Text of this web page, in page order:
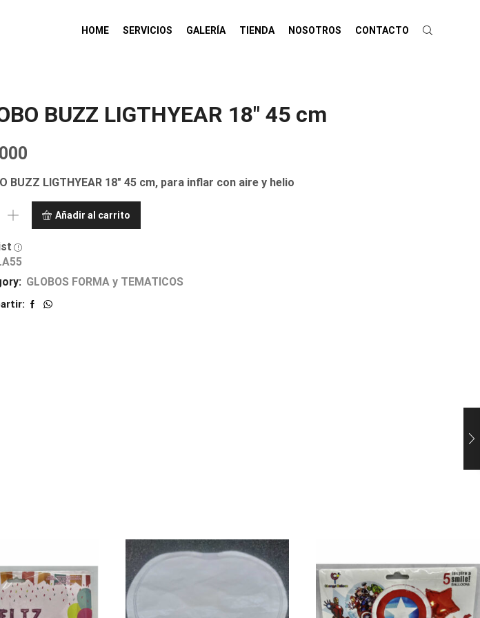
HOME SERVICIOS GALERÍA TIENDA NOSOTROS CONTACTO
BUZZ LIGTHYEAR 18″ 45 cm
BUZZ LIGTHYEAR 18″ 45 cm, para inflar con aire y helio
Añadir al carrito
GLOBOS FORMA y TEMATICOS